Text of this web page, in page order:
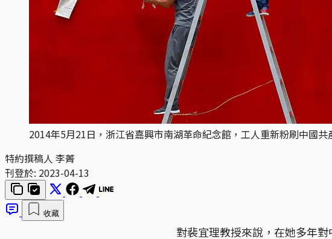
2014年5月21日，浙江省嘉興市南湖革命紀念館，工人重新粉刷中國共
特約撰稿人 李菁
刊登於: 2023-04-13
收藏
對裴宜理教授來說，在她多年